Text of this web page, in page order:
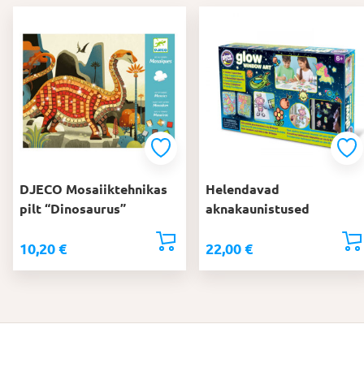
DJECO Mosaiiktehnikas
pilt “Dinosaurus”
10,20 €
Helendavad
aknakaunistused
22,00 €